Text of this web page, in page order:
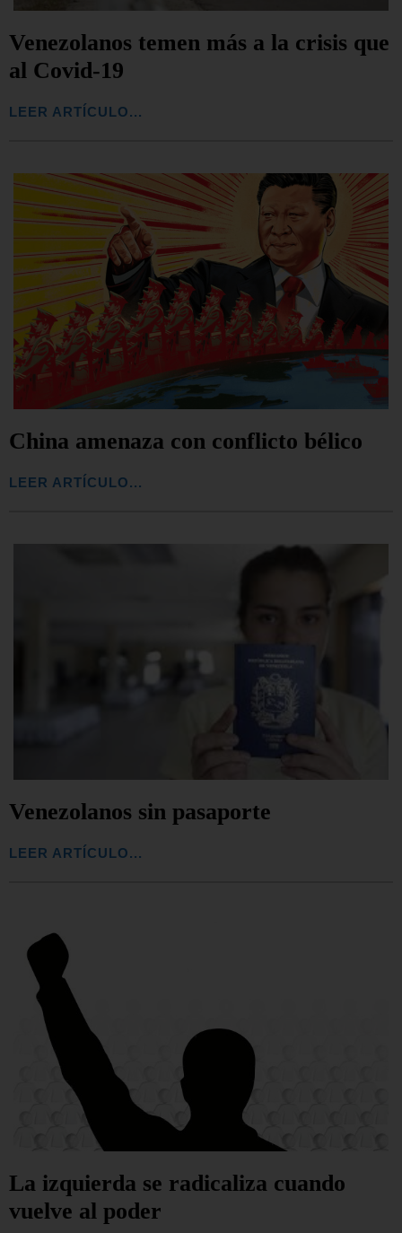
Venezolanos temen más a la crisis que
al Covid-19
LEER ARTÍCULO...
China amenaza con conflicto bélico
LEER ARTÍCULO...
Venezolanos sin pasaporte
LEER ARTÍCULO...
La izquierda se radicaliza cuando
vuelve al poder